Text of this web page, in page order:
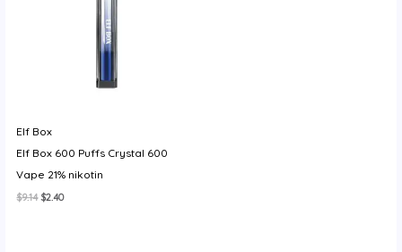
Elf Box
Elf Box 600 Puffs Crystal 600
Vape 21% nikotin
$9.14 Det
$2.40Det